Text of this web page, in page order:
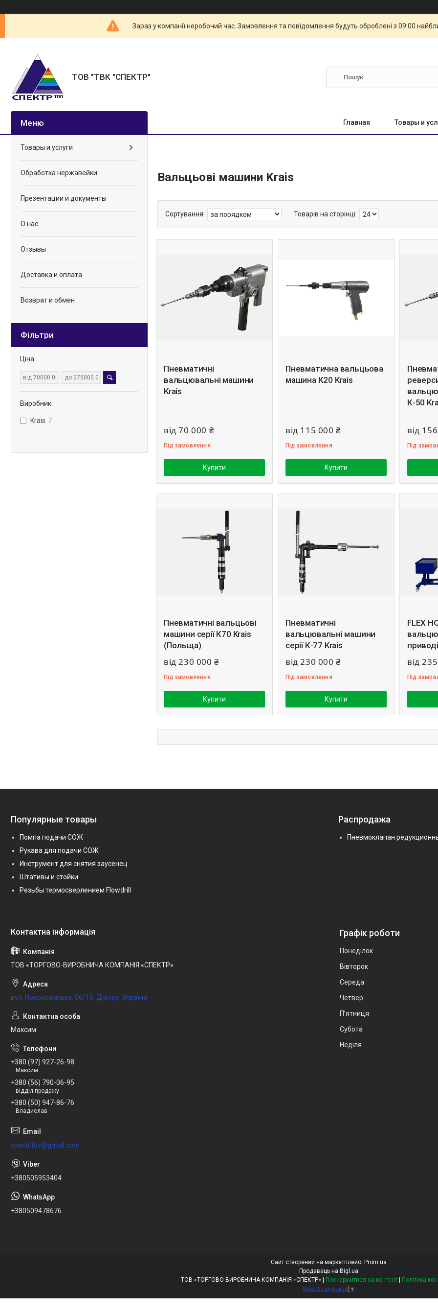
Зараз у компанії неробочий час. Замовлення та повідомлення будуть оброблені з 09:00
ТОВ "ТВК "СПЕКТР"
Главная Товары и
Вальцьові машини Krais
Пневматичні
вальцювальні машини
Krais
від 70 000 ₴
Під замовлення
Купити
Пневматична вальцьова
машина К20 Krais
від 115 000 ₴
Під замовлення
Купити
К-50
від
Під
Пневматичні вальцьові
машини серії К70 Krais
(Польща)
від 230 000 ₴
Під замовлення
Купити
Пневматичні
вальцювальні машини
серії К-77 Krais
від 230 000 ₴
Під замовлення
Купити
FLEX
від
Під
Товары и услуги
Обработка нержавейки
Презентации и документы
О нас
Отзывы
Доставка и оплата
Возврат и обмен
Фільтри
Ціна
Виробник
Krais 7
Популярные товары
Помпа подачи СОЖ
Рукава для подачи СОЖ
Инструмент для снятия заусенец
Штативы и стойки
Резьбы термосверлением Flowdrill
Распродажа
Пневмоклапан
ТОВ «ТОРГОВО-ВИРОБНИЧА КОМПАНІЯ «СПЕКТР»
вул. Новокримська, 56/10, Дніпро, Україна
Максим
+380 (97) 927-26-98
Максим
+380 (56) 790-06-95
відділ продажу
+380 (50) 947-86-76
Владислав
spectr.tov@gmail.com
+380505953404
+380509478676
Графік роботи
Понеділок
Вівторок
Середа
Четвер
Пʼятниця
Субота
Неділя
Сайт створений на маркетплейсі Prom.ua
Продавець на Bigl.ua
Поскаржитися на контент
Політика
Select Language ▼